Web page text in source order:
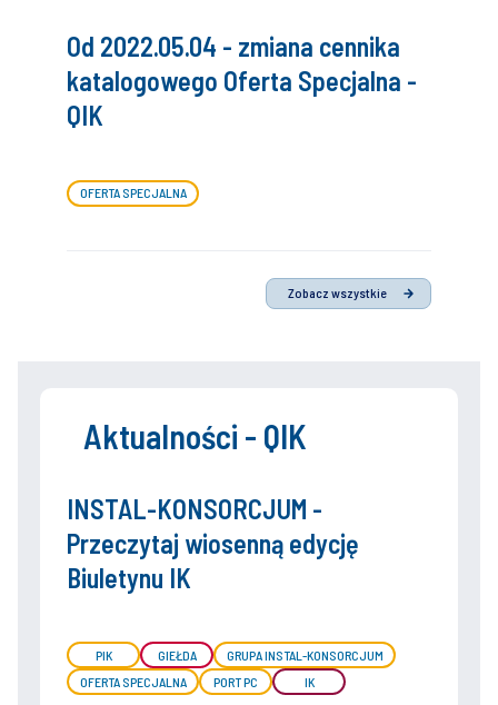
Od 2022.05.04 - zmiana cennika
katalogowego Oferta Specjalna -
QIK
OFERTA SPECJALNA
Zobacz wszystkie
Aktualności - QIK
INSTAL-KONSORCJUM -
Przeczytaj wiosenną edycję
Biuletynu IK
PIK GIEŁDA
GRUPA INSTAL-KONSORCJUM
OFERTA SPECJALNA
PORT PC IK